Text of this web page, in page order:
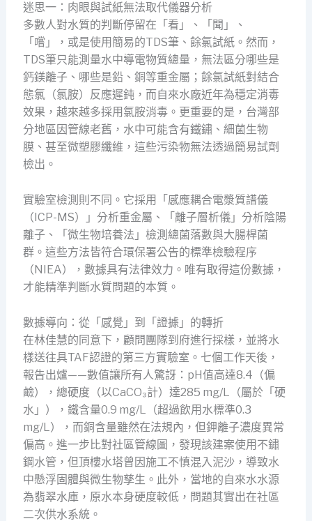
迷思一：肉眼與試紙無法取代儀器分析
多數人對水質的判斷停留在「看」、「聞」、
「嚐」，或是使用簡易的TDS筆、餘氯試紙。然而，
TDS筆只能測量水中導電物質總量，無法區分哪些是
鈣鎂離子、哪些是鉛、銅等重金屬；餘氯試紙對結合
態氯（氯胺）反應遲鈍，而自來水廠近年為穩定消毒
效果，越來越多採用氯胺消毒。更重要的是，台灣部
分地區因管線老舊，水中可能含有鐵鏽、細菌生物
膜、甚至微塑膠纖維，這些污染物無法透過簡易試劑
檢出。
實驗室檢測則不同。它採用「感應耦合電漿質譜儀
（ICP-MS）」分析重金屬、「離子層析儀」分析陰陽
離子、「微生物培養法」檢測總菌落數與大腸桿菌
群。這些方法皆符合環保署公告的標準檢驗程序
（NIEA），數據具有法律效力。唯有取得這份數據，
才能精準判斷水質問題的本質。
數據導向：從「感覺」到「證據」的轉折
在林佳慧的同意下，顧問團隊到府進行採樣，並將水
樣送往具TAF認證的第三方實驗室。七個工作天後，
報告出爐——數值讓所有人驚訝：pH值高達8.4（偏
鹼），總硬度（以CaCO₃計）達285 mg/L（屬於「硬
水」），鐵含量0.9 mg/L（超過飲用水標準0.3
mg/L），而銅含量雖然在法規內，但鉀離子濃度異常
偏高。進一步比對社區管線圖，發現該建案使用不鏽
鋼水管，但頂樓水塔曾因施工不慎混入泥沙，導致水
中懸浮固體與微生物孳生。此外，當地的自來水水源
為翡翠水庫，原水本身硬度較低，問題其實出在社區
二次供水系統。